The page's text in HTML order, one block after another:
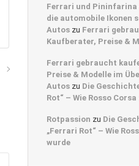
Ferrari und
die automobile Ikonen
Autos zu Ferrari
Kaufberater, Preise &
Ferrari gebraucht
Preise & Modelle im
Autos zu Die
Rot“ – Wie Rosso
Rotpassion zu Die
„Ferrari Rot“ – Wie
wurde